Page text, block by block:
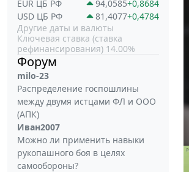
EUR ЦБ РФ
94,0585+0,8684
USD ЦБ РФ
81,4077+0,4784
Другие даты и валюты
Ключевая ставка (ставка
рефинансирования) 14.00%
Форум
milo-23
Распределение госпошлины
между двумя истцами ФЛ и ООО
(АПК)
Иван2007
Можно ли применить навыки
рукопашного боя в целях
самообороны?